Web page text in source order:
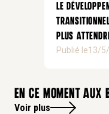
Le
plus
Publié le13/
En ce moment
Voir plus